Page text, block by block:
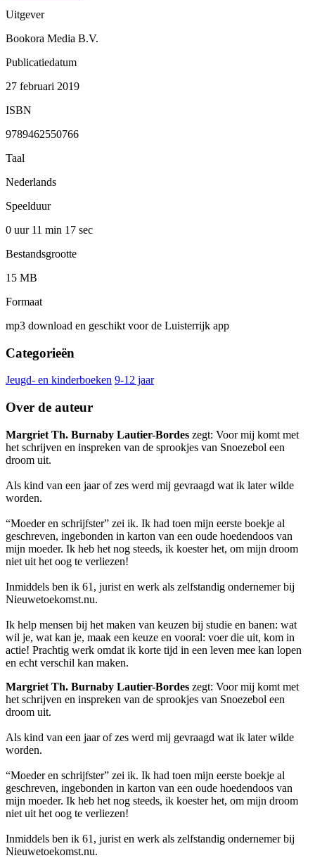
Uitgever
Bookora Media B.V.
Publicatiedatum
27 februari 2019
ISBN
9789462550766
Taal
Nederlands
Speelduur
0 uur 11 min 17 sec
Bestandsgrootte
15 MB
Formaat
mp3 download en geschikt voor de Luisterrijk app
Categorieën
Jeugd- en kinderboeken 9-12 jaar
Over de auteur
Margriet Th. Burnaby Lautier-Bordes zegt: Voor mij komt met
het schrijven en inspreken van de sprookjes van Snoezebol een
droom uit.
Als kind van een jaar of zes werd mij gevraagd wat ik later wilde
worden.
“Moeder en schrijfster” zei ik. Ik had toen mijn eerste boekje al
geschreven, ingebonden in karton van een oude hoedendoos van
mijn moeder. Ik heb het nog steeds, ik koester het, om mijn droom
niet uit het oog te verliezen!
Inmiddels ben ik 61, jurist en werk als zelfstandig ondernemer bij
Nieuwetoekomst.nu.
Ik help mensen bij het maken van keuzen bij studie en banen: wat
wil je, wat kan je, maak een keuze en vooral: voer die uit, kom in
actie! Prachtig werk omdat ik korte tijd in een leven mee kan lopen
en echt verschil kan maken.
Margriet Th. Burnaby Lautier-Bordes zegt: Voor mij komt met
het schrijven en inspreken van de sprookjes van Snoezebol een
droom uit.
Als kind van een jaar of zes werd mij gevraagd wat ik later wilde
worden.
“Moeder en schrijfster” zei ik. Ik had toen mijn eerste boekje al
geschreven, ingebonden in karton van een oude hoedendoos van
mijn moeder. Ik heb het nog steeds, ik koester het, om mijn droom
niet uit het oog te verliezen!
Inmiddels ben ik 61, jurist en werk als zelfstandig ondernemer bij
Nieuwetoekomst.nu.